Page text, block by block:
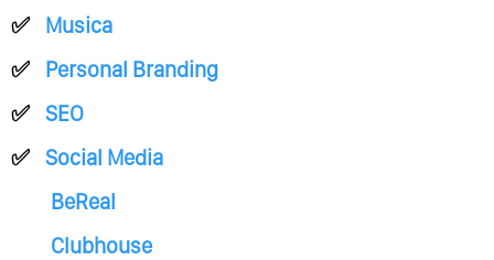
Musica
Personal Branding
SEO
Social Media
BeReal
Clubhouse